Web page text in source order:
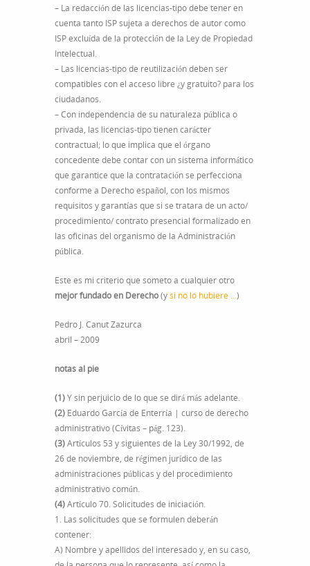
– La redacción de las licencias-tipo debe tener en
cuenta tanto ISP sujeta a derechos de autor como
ISP excluída de la protección de la Ley de Propiedad
Intelectual.
– Las licencias-tipo de reutilización deben ser
compatibles con el acceso libre ¿y gratuito? para los
ciudadanos.
– Con independencia de su naturaleza pública o
privada, las licencias-tipo tienen carácter
contractual; lo que implica que el órgano
concedente debe contar con un sistema informático
que garantice que la contratación se perfecciona
conforme a Derecho español, con los mismos
requisitos y garantías que si se tratara de un acto/
procedimiento/ contrato presencial formalizado en
las oficinas del organismo de la Administración
pública.
Este es mi criterio que someto a cualquier otro
mejor fundado en Derecho(ysi no lo hubiere …)
Pedro J. Canut Zazurca
abril – 2009
notas al pie
(1)Y sin perjuicio de lo que se dirá más adelante.
(2) Eduardo García de Enterría | curso de derecho
administrativo (Cívitas – pág. 123).
(3)Artículos 53 y siguientes de la Ley 30/1992, de
26 de noviembre, de régimen jurídico de las
administraciones públicas y del procedimiento
administrativo común.
(4)Artículo 70. Solicitudes de iniciación.
1. Las solicitudes que se formulen deberán
contener:
A) Nombre y apellidos del interesado y, en su caso,